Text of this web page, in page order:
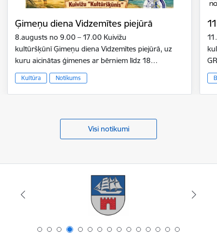
Ģimeņu diena Vidzemītes piejūrā
8.augusts no 9.00 – 17.00 Kuivižu
kultūršķūnī Ģimeņu diena Vidzemītes piejūrā, uz
kuru aicinātas ģimenes ar bērniem līdz 18…
Kultūra Notikums
Visi notikumi